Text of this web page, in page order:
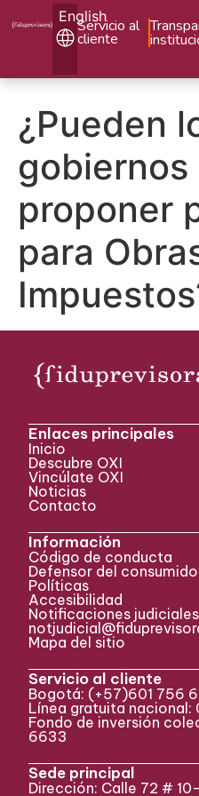
Servicio al
cliente
English
¿Pueden
gobiernos
proponer
para
Enlaces principales
Inicio
Descubre OXI
Vincúlate OXI
Noticias
Contacto
Información
Código de conducta
Defensor del
Políticas
Accesibilidad
Notificaciones
Mapa del sitio
Servicio al cliente
Bogotá: (+57)601 756
Línea gratuita nacional:
Fondo de inversión
6633
Sede principal
Dirección: Calle 72 #